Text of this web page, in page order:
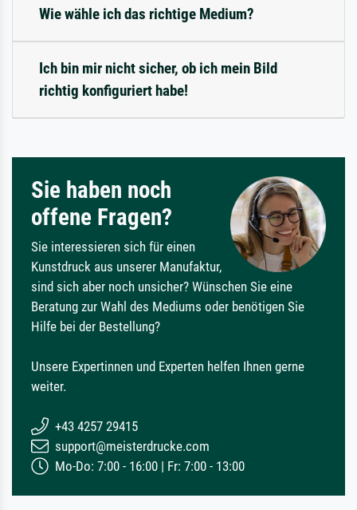
Wie wähle ich das richtige Medium?
Ich bin mir nicht sicher, ob ich mein Bild
richtig konfiguriert habe!
Sie haben noch
offene Fragen?
Sie interessieren sich für einen
Kunstdruck aus unserer Manufaktur,
sind sich aber noch unsicher? Wünschen Sie eine
Beratung zur Wahl des Mediums oder benötigen Sie
Hilfe bei der Bestellung?
Unsere Expertinnen und Experten helfen Ihnen gerne
weiter.
+43 4257 29415
support@meisterdrucke.com
Mo-Do: 7:00 - 16:00 | Fr: 7:00 - 13:00